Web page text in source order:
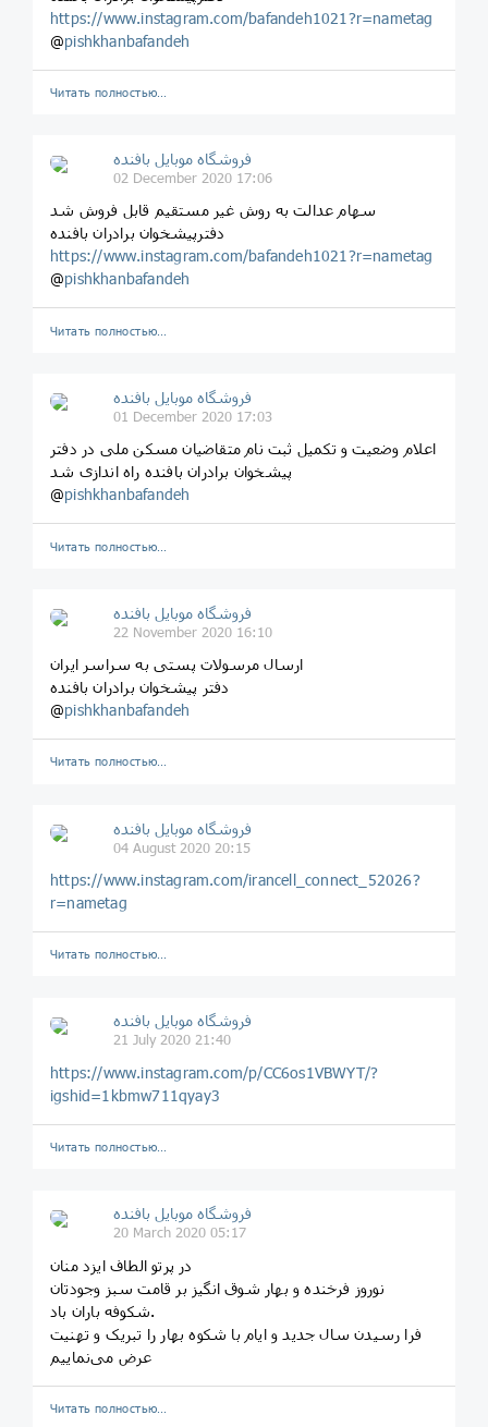
https://www.instagram.com/bafandeh1021?r=nametag
@pishkhanbafandeh
Читать полностью…
فروشگاه موبایل بافنده
02 December 2020 17:06
سهام عدالت به روش غیر مستقیم قابل فروش شد
دفترپیشخوان برادران بافنده
https://www.instagram.com/bafandeh1021?r=nametag
@pishkhanbafandeh
Читать полностью…
فروشگاه موبایل بافنده
01 December 2020 17:03
اعلام وضعیت و تکمیل ثبت نام متقاضیان مسکن ملی در دفتر
پیشخوان برادران بافنده راه اندازی شد
@pishkhanbafandeh
Читать полностью…
فروشگاه موبایل بافنده
22 November 2020 16:10
ارسال مرسولات پستی به سراسر ایران
دفتر پیشخوان برادران بافنده
@pishkhanbafandeh
Читать полностью…
فروشگاه موبایل بافنده
04 August 2020 20:15
https://www.instagram.com/irancell_connect_52026?
r=nametag
Читать полностью…
فروشگاه موبایل بافنده
21 July 2020 21:40
https://www.instagram.com/p/CC6os1VBWYT/?
igshid=1kbmw711qyay3
Читать полностью…
فروشگاه موبایل بافنده
20 March 2020 05:17
در پرتو الطاف ایزد منان
نوروز فرخنده و بهار شوق انگیز بر قامت سبز وجودتان
شکوفه باران باد.
فرا رسیدن سال جدید و ایام با شکوه بهار را تبریک و تهنیت
عرض می‌نماییم
Читать полностью…